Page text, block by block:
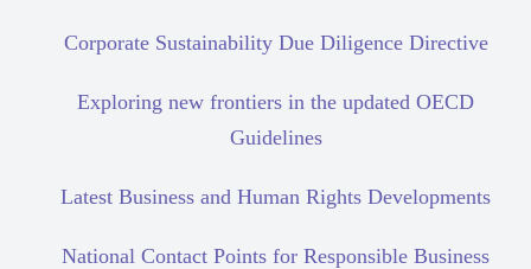
Corporate Sustainability Due Diligence Directive
Exploring new frontiers in the updated OECD
Guidelines
Latest Business and Human Rights Developments
National Contact Points for Responsible Business